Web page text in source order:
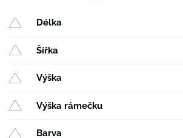
Délka
Šířka
Výška
Výška rámečku
Barva